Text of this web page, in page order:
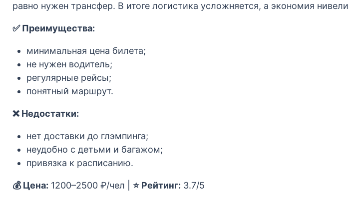
равно нужен трансфер. В итоге логистика усложняется, а экономия
✅ Преимущества:
минимальная цена билета;
не нужен водитель;
регулярные рейсы;
понятный маршрут.
❌ Недостатки:
нет доставки до глэмпинга;
неудобно с детьми и багажом;
привязка к расписанию.
💰 Цена: 1200–2500 ₽/чел | ⭐ Рейтинг: 3.7/5